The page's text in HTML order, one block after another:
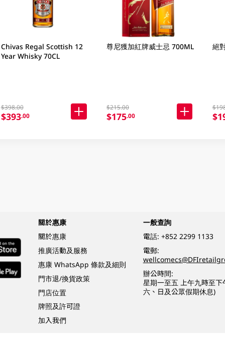
Chivas Regal Scottish 12
Year Whisky 70CL
$398.00
$393.00
尊尼獲加紅牌威士忌 700ML
$215.00
$175.00
絕
關於惠康
關於惠康
推廣活動及服務
惠康 WhatsApp 條款及細則
門市退/換貨政策
門店位置
牌照及許可證
加入我們
一般查詢
電話: +852 2299 1133
電郵:
辦公時間:
星期一至五 上午九時至下
六、日及公眾假期休息)